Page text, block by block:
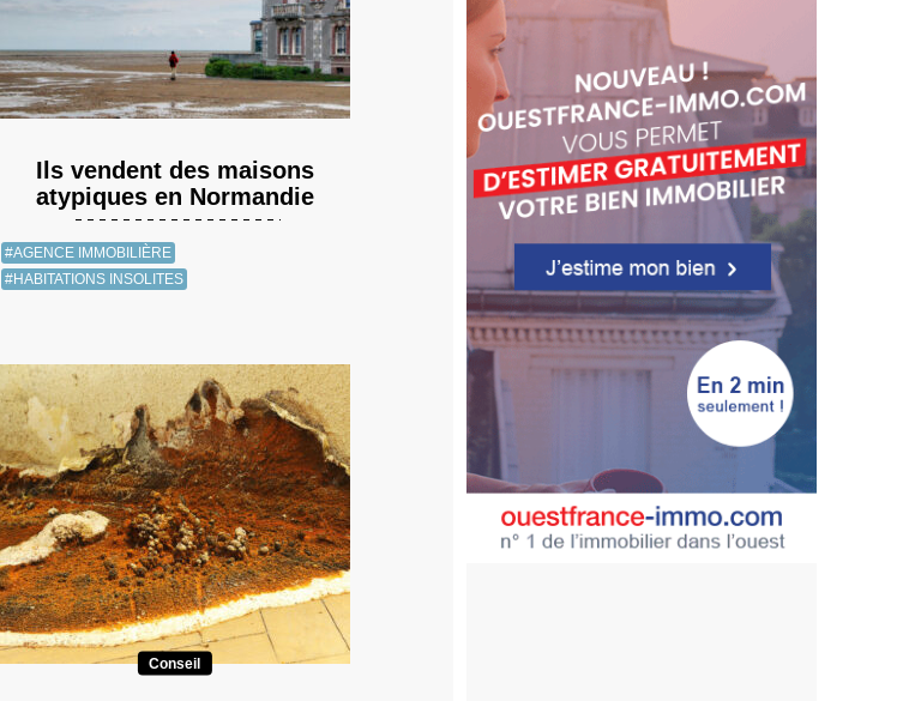
Ils vendent des maisons
atypiques en Normandie
#AGENCE IMMOBILIÈRE
#HABITATIONS INSOLITES
Conseil